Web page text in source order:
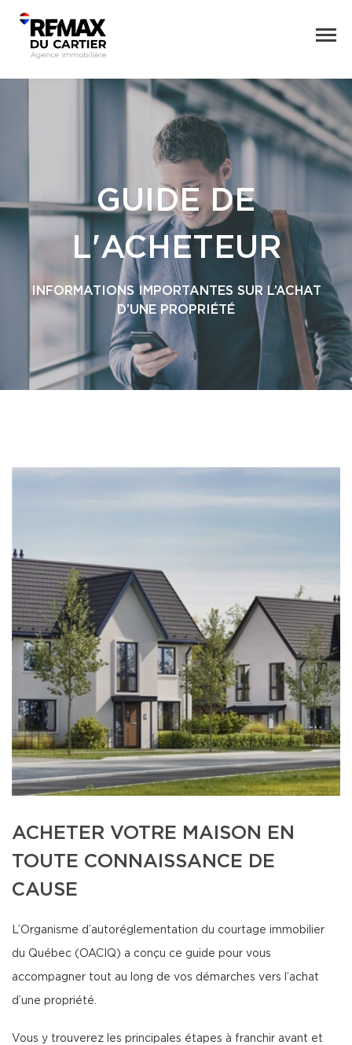
GUIDE DE
L'ACHETEUR
INFORMATIONS IMPORTANTES SUR L’ACHAT
D’UNE PROPRIÉTÉ
ACHETER VOTRE MAISON EN
TOUTE CONNAISSANCE DE
CAUSE
L’Organisme d’autoréglementation du courtage immobilier
du Québec (OACIQ) a conçu ce guide pour vous
accompagner tout au long de vos démarches vers l’achat
d’une propriété.
Vous y trouverez les principales étapes à franchir avant et